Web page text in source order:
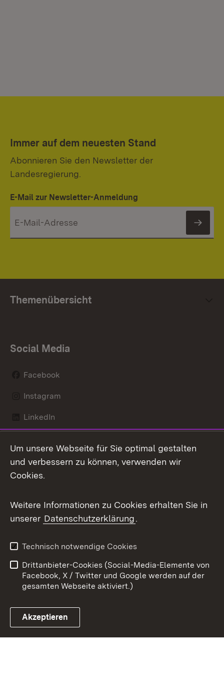
Immer auf dem neuesten Stand
Abonnieren Sie den Newsletter der
Landesregierung.
E-Mail zur Newsletter-Anmeldung
Themenübersicht
Social Media
Facebook
Instagram
LinkedIn
X / Twitter
Youtube
Link zum Landesportal
Kontakt
Datenschutz
Barrierefreiheit
Impressum
Cookies
Um unsere Webseite für Sie optimal gestalten
und verbessern zu können, verwenden wir
Cookies.
Weitere Informationen zu Cookies erhalten Sie in
unserer Datenschutzerklärung.
Technisch notwendige Cookies
Drittanbieter-Cookies (Social-Media-Elemente von
Facebook, X / Twitter und Google werden auf der
gesamten Webseite aktiviert.)
Akzeptieren